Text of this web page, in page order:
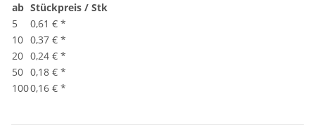
ab Stückpreis / Stk
5
0,61 € *
10 0,37 € *
20 0,24 € *
50 0,18 € *
1000,16 € *